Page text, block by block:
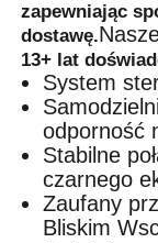
zapewniając
dostawę.
13+ lat
System
odporność
Stabilne
czarnego
Zaufany
Bliskim